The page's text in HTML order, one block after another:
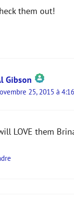
them out!
Gibson
The Real Person
25, 2015 à
LOVE them